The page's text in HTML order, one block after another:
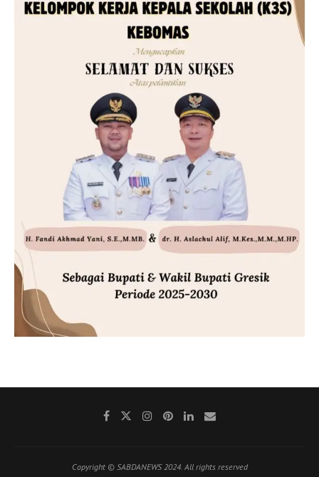
Copyright © SABDANEWS 2024. All rights reserved